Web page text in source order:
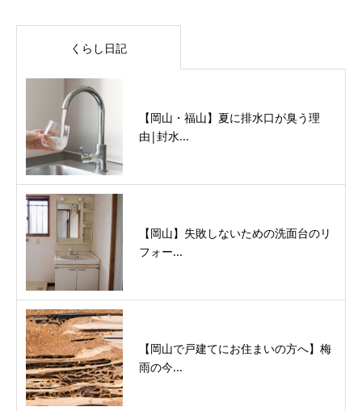
くらし日記
【岡山・福山】夏に排水口が臭う理
由|封水...
【岡山】失敗しないための洗面台のリ
フォー...
【岡山で戸建てにお住まいの方へ】梅
雨の今...